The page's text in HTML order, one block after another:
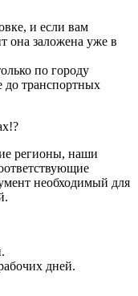
и если вам
она заложена уже в
по городу
до транспортных
регионы, наши
необходимый для
дней.